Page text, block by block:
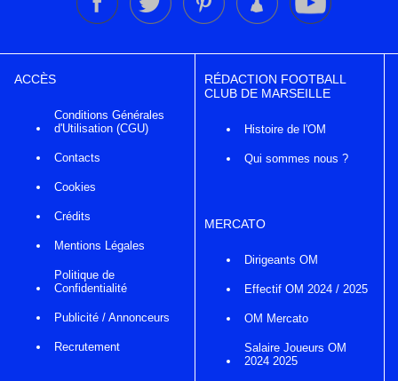
ACCÈS
Conditions Générales
d'Utilisation (CGU)
Contacts
Cookies
Crédits
Mentions Légales
Politique de
Confidentialité
Publicité / Annonceurs
Recrutement
RÉDACTION FOOTBALL
CLUB DE MARSEILLE
Histoire de l'OM
Qui sommes nous ?
MERCATO
Dirigeants OM
Effectif OM 2024 / 2025
OM Mercato
Salaire Joueurs OM
2024 2025